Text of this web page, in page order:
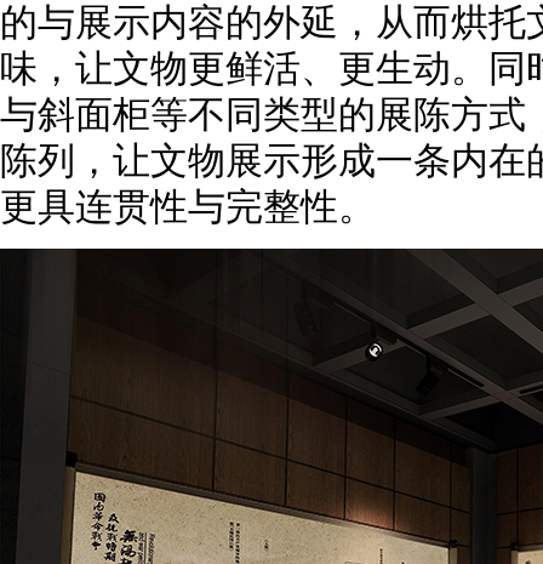
的与展示内容的外延，从而烘
味，让文物更鲜活、更生动。
与斜面柜等不同类型的展陈方
陈列，让文物展示形成一条内
更具连贯性与完整性。